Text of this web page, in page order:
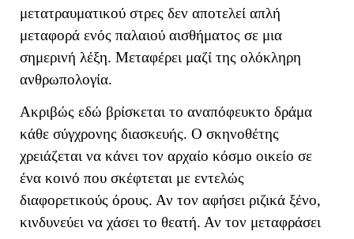
μετατραυματικού στρες δεν αποτελεί απλή
μεταφορά ενός παλαιού αισθήματος σε μια
σημερινή λέξη. Μεταφέρει μαζί της ολόκληρη
ανθρωπολογία.
Ακριβώς εδώ βρίσκεται το αναπόφευκτο δράμα
κάθε σύγχρονης διασκευής. Ο σκηνοθέτης
χρειάζεται να κάνει τον αρχαίο κόσμο οικείο σε
ένα κοινό που σκέφτεται με εντελώς
διαφορετικούς όρους. Αν τον αφήσει ριζικά ξένο,
κινδυνεύει να χάσει το θεατή. Αν τον μεταφράσει